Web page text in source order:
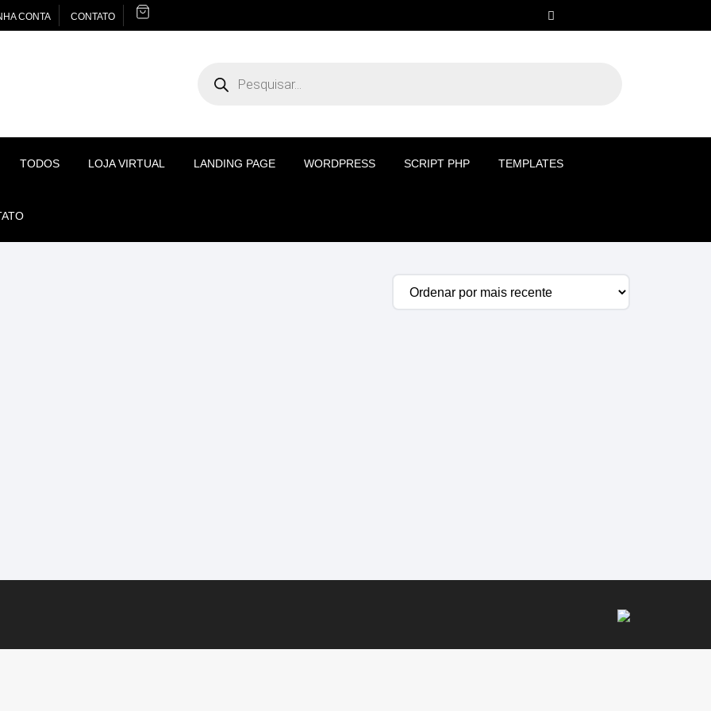
CONTA CONTATO
produtos
TODOS LOJA VIRTUAL LANDING PAGE WORDPRESS SCRIPT PHP TEMPLATES